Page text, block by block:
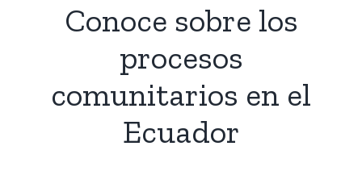
Conoce sobre los
procesos
comunitarios en el
Ecuador